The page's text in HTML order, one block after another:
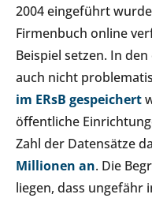
2004 eingeführt
Firmenbuch online
Beispiel setzen. In
auch nicht
im ERsB gespeichert
öffentliche
Zahl der Datensätze
Millionen an. Die
liegen, dass ungefähr